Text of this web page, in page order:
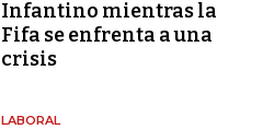
Infantino mientras la
Fifa se enfrenta a una
crisis
LABORAL